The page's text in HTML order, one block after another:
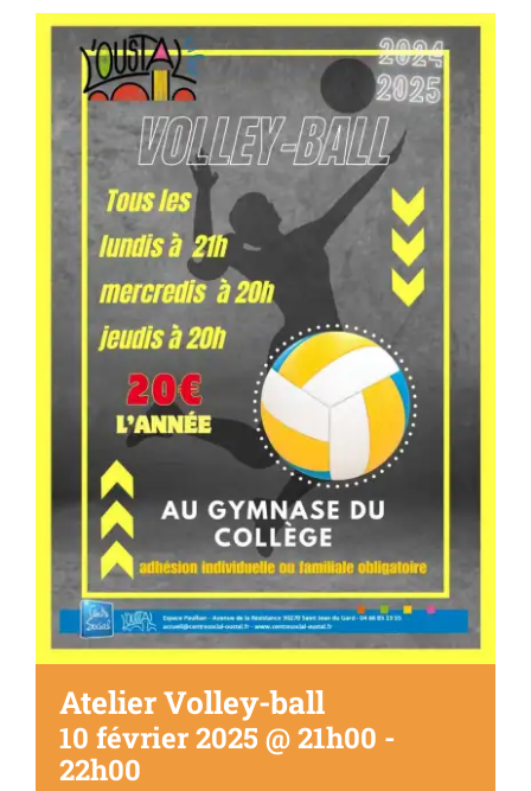
Séniors, Vie locale
Contacts
Atelier Volley-ball
10 février 2025 @ 21h00 -
22h00